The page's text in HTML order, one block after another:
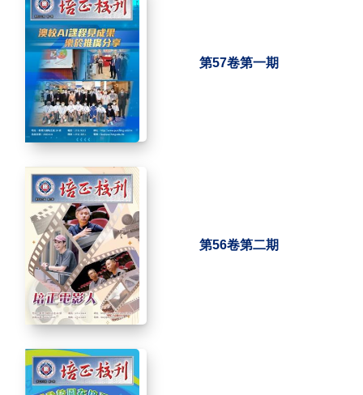
第57卷第一期
第56卷第二期